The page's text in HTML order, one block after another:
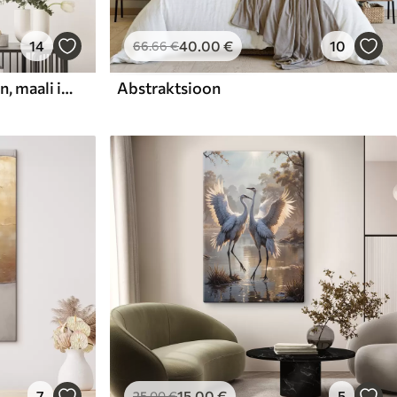
14
Abstraktne kompositsioon, maali imitatsioon
66.66€40.00€ 10
Abstraktsioon